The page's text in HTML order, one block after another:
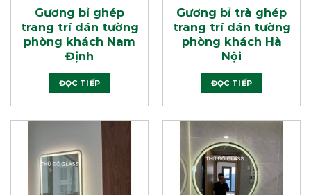
Gương bỉ ghép
trang trí dán tường
phòng khách Nam
Định
ĐỌC TIẾP
Gương bỉ trà ghép
trang trí dán tường
phòng khách Hà
Nội
ĐỌC TIẾP